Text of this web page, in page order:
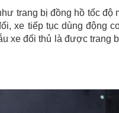
trang bị đồng hồ tốc độ
xe tiếp tục dùng động
xe đối thủ là được trang